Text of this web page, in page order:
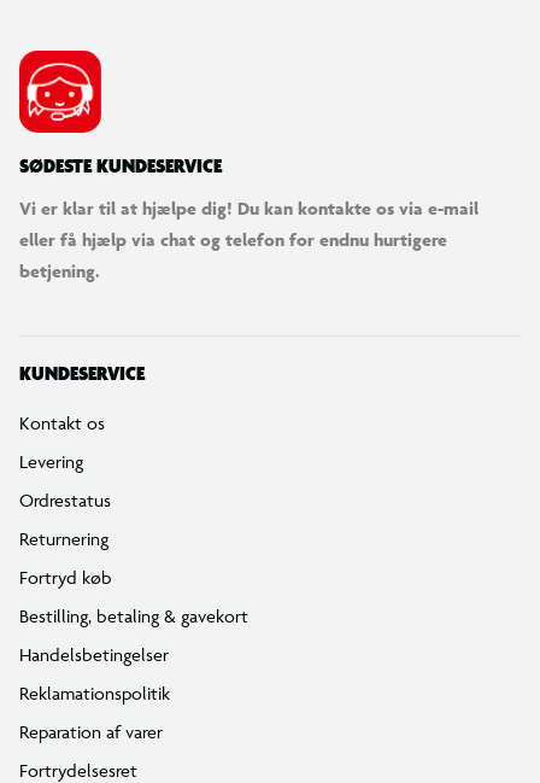
SØDESTE KUNDESERVICE
Vi er klar til at hjælpe dig! Du kan kontakte os via e-mail
eller få hjælp via chat og telefon for endnu hurtigere
betjening.
KUNDESERVICE
Kontakt os
Levering
Ordrestatus
Returnering
Fortryd køb
Bestilling, betaling & gavekort
Handelsbetingelser
Reklamationspolitik
Reparation af varer
Fortrydelsesret